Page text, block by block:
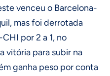
venceu o Barcelona-
mas foi derrotada
por 2 a 1, no
vitória para subir na
ganha peso por conta